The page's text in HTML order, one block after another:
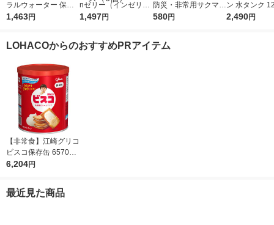
ラルウォーター 保存
水2L 653253 1箱（6
1,463円
nゼリー（インゼリ
ー） エネルギー ロン
ケース（6個）
1,497円
防災・非常用サクマド
ロップス 17055-03 1
580円
ン 水タンク
付き 良品計画
2,490円
LOHACOからのおすすめPRアイテム
【非常食】江崎グリコ
ビスコ保存缶 657027
2 1セット(1缶×10)
6,204円
最近見た商品